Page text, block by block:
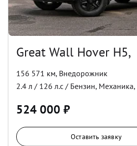
Great Wall Hover H5,
156 571 км, Внедорожник
2.4 л / 126 л.с / Бензин, Механика,
524 000 ₽
Оставить заявку